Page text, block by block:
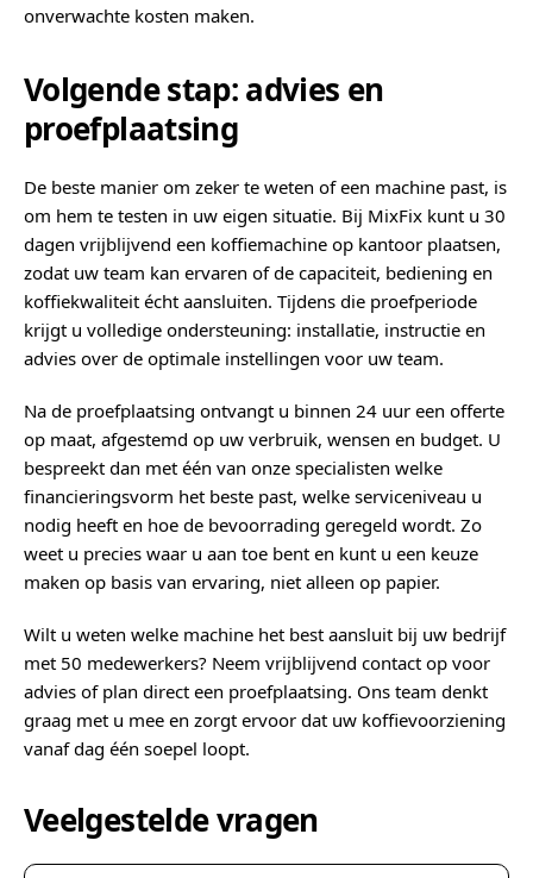
onverwachte kosten maken.
Volgende stap: advies en
proefplaatsing
De beste manier om zeker te weten of een machine past, is
om hem te testen in uw eigen situatie. Bij MixFix kunt u 30
dagen vrijblijvend een koffiemachine op kantoor plaatsen,
zodat uw team kan ervaren of de capaciteit, bediening en
koffiekwaliteit écht aansluiten. Tijdens die proefperiode
krijgt u volledige ondersteuning: installatie, instructie en
advies over de optimale instellingen voor uw team.
Na de proefplaatsing ontvangt u binnen 24 uur een offerte
op maat, afgestemd op uw verbruik, wensen en budget. U
bespreekt dan met één van onze specialisten welke
financieringsvorm het beste past, welke serviceniveau u
nodig heeft en hoe de bevoorrading geregeld wordt. Zo
weet u precies waar u aan toe bent en kunt u een keuze
maken op basis van ervaring, niet alleen op papier.
Wilt u weten welke machine het best aansluit bij uw bedrijf
met 50 medewerkers? Neem vrijblijvend contact op voor
advies of plan direct een proefplaatsing. Ons team denkt
graag met u mee en zorgt ervoor dat uw koffievoorziening
vanaf dag één soepel loopt.
Veelgestelde vragen